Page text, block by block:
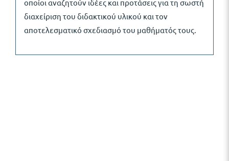
οποίοι αναζητούν ιδέες και προτάσεις για τη σωστή
διαχείριση του διδακτικού υλικού και τον
αποτελεσματικό σχεδιασμό του μαθήματός τους.